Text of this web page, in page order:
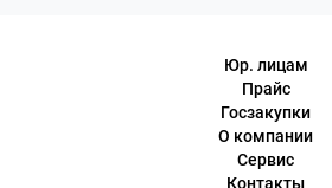
Юр. лицам
Прайс
Госзакупки
О компании
Сервис
Контакты